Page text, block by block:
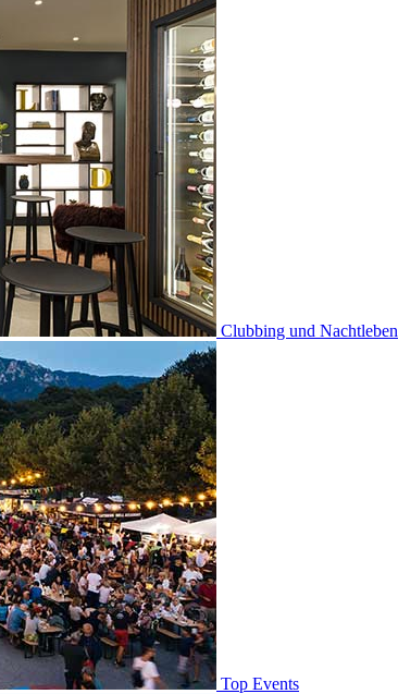
Clubbing und Nachtleben
Top Events